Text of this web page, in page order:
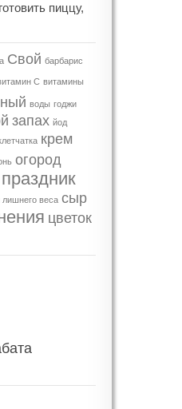
пиццу,
Свой барбарис
С витамины
воды годжи
запах йод
крем
огород
праздник
лишнего веса сыр
цветок